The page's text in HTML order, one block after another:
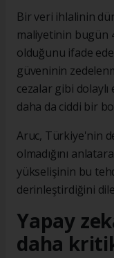
Bir veri ihlalinin
maliyetinin bugün
olduğunu ifade
güveninin
cezalar gibi
daha da ciddi bir
Aruc, Türkiye'nin
olmadığını
yükselişinin bu
derinleştirdiğini
Yapay
daha